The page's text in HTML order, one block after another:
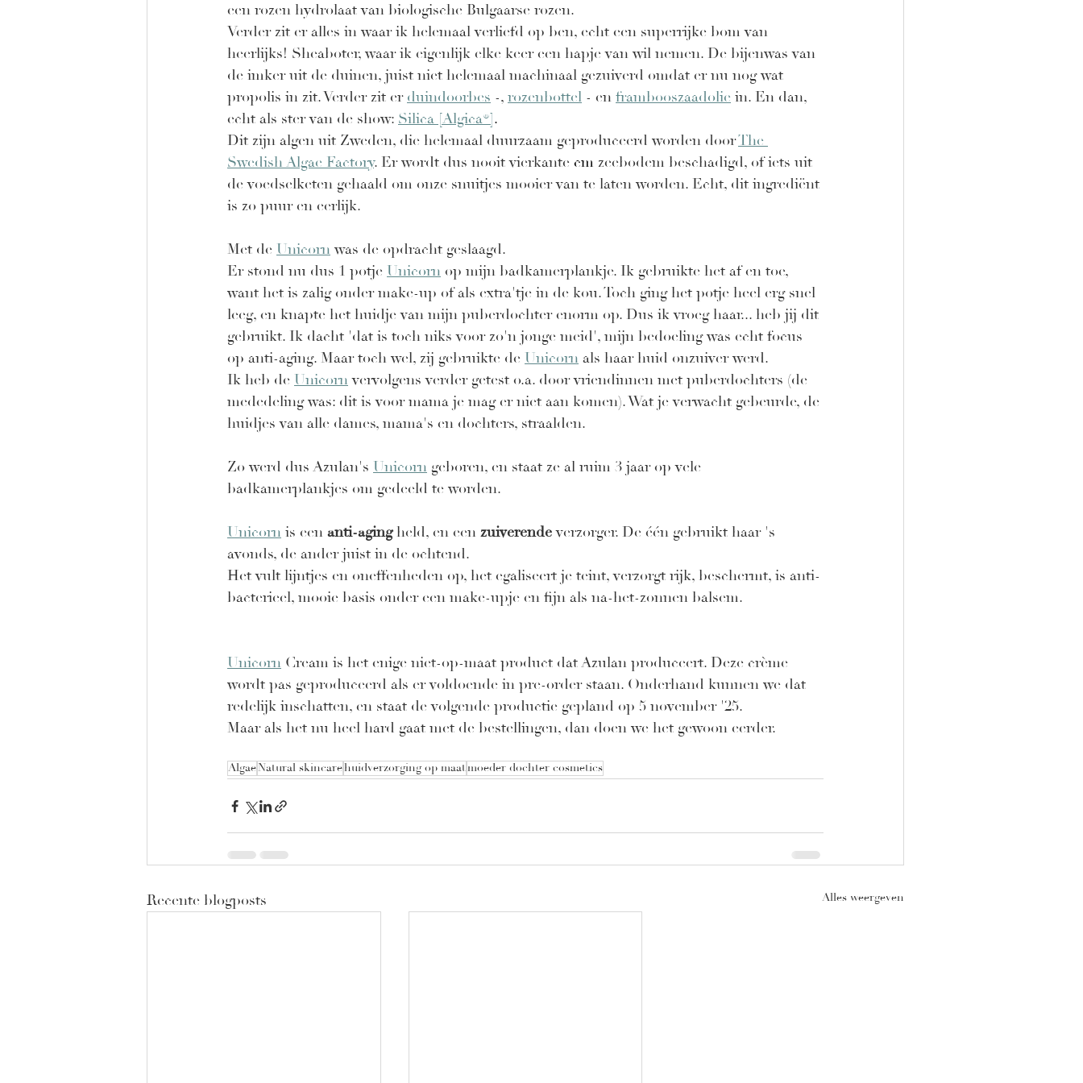
een rozen hydrolaat van biologische Bulgaarse rozen.
Verder zit er alles in waar ik helemaal verliefd op ben, echt een superrijke bom van
heerlijks! Sheaboter, waar ik eigenlijk elke keer een hapje van wil nemen. De bijenwas van
de imker uit de duinen, juist niet helemaal machinaal gezuiverd omdat er nu nog wat
propolis in zit. Verder zit er duindoorbes -, rozenbottel - en frambooszaadolie in. En dan,
echt als ster van de show: Silica [Algica®].
Dit zijn algen uit Zweden, die helemaal duurzaam geproduceerd worden door The
Swedish Algae Factory. Er wordt dus nooit vierkante cm zeebodem beschadigd, of iets uit
de voedselketen gehaald om onze snuitjes mooier van te laten worden. Echt, dit ingrediënt
is zo puur en eerlijk.
Met de Unicorn was de opdracht geslaagd.
Er stond nu dus 1 potje Unicorn op mijn badkamerplankje. Ik gebruikte het af en toe,
want het is zalig onder make-up of als extra'tje in de kou. Toch ging het potje heel erg snel
leeg, en knapte het huidje van mijn puberdochter enorm op. Dus ik vroeg haar... heb jij dit
gebruikt. Ik dacht 'dat is toch niks voor zo'n jonge meid', mijn bedoeling was echt focus
op anti-aging. Maar toch wel, zij gebruikte de Unicorn als haar huid onzuiver werd.
Ik heb de Unicorn vervolgens verder getest o.a. door vriendinnen met puberdochters (de
mededeling was: dit is voor mama je mag er niet aan komen). Wat je verwacht gebeurde, de
huidjes van alle dames, mama's en dochters, straalden.
Zo werd dus Azulan's Unicorn geboren, en staat ze al ruim 3 jaar op vele
badkamerplankjes om gedeeld te worden.
Unicorn is een anti-aging held, en een zuiverende verzorger. De één gebruikt haar 's
avonds, de ander juist in de ochtend.
Het vult lijntjes en oneffenheden op, het egaliseert je teint, verzorgt rijk, beschermt, is anti-
bacterieel, mooie basis onder een make-upje en fijn als na-het-zonnen balsem.
Unicorn Cream is het enige niet-op-maat product dat Azulan produceert. Deze crème
wordt pas geproduceerd als er voldoende in pre-order staan. Onderhand kunnen we dat
redelijk inschatten, en staat de volgende productie gepland op 5 november '25.
Maar als het nu heel hard gaat met de bestellingen, dan doen we het gewoon eerder.
AlgaeNatural skincarehuidverzorging op maatmoeder dochter cosmetics
Recente blogposts Alles weergeven